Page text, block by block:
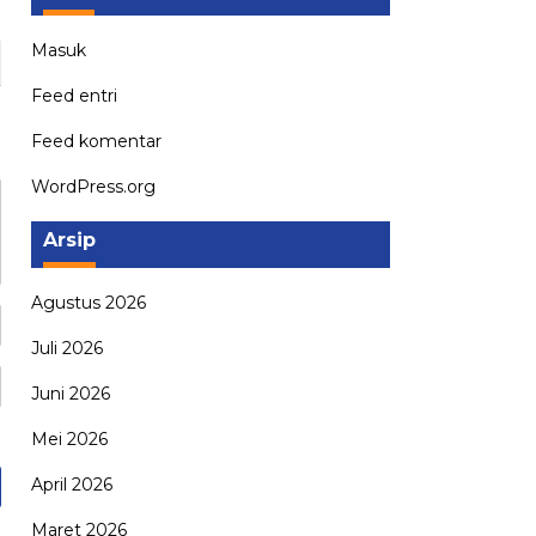
Masuk
Feed entri
Feed komentar
WordPress.org
Arsip
Agustus 2026
Juli 2026
Juni 2026
Mei 2026
April 2026
Maret 2026